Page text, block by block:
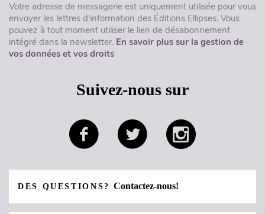
Votre adresse de messagerie est uniquement utilisée pour vous
envoyer les lettres d'information des Éditions Ellipses. Vous
pouvez à tout moment utiliser le lien de désabonnement
intégré dans la newsletter. En savoir plus sur la gestion de
vos données et vos droits
Suivez-nous sur
DES QUESTIONS?Contactez-nous!